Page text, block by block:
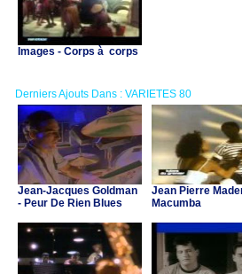
Images - Corps à corps
Derniers Ajouts Dans : VARIETES 80
Jean-Jacques Goldman
- Peur De Rien Blues
Jean Pierre
Macumba